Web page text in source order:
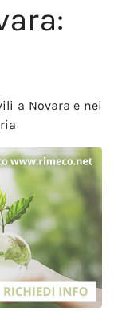
a Novara e nei